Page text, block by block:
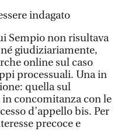
indagato
Sempio non risultava
giudiziariamente,
online sul caso
processuali. Una in
quella sul
concomitanza con le
d’appello bis. Per
precoce e